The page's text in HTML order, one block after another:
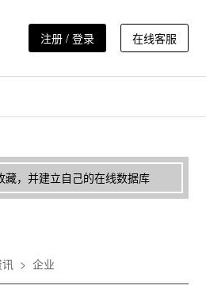
注册 / 登录 在线客服
藏，并建立自己的在线数据库
> 企业